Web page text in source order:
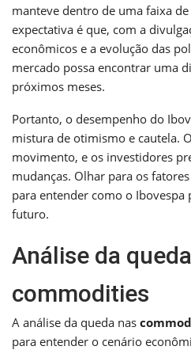
manteve dentro de uma faixa
expectativa é que, com a
econômicos e a evolução das
mercado possa encontrar uma
próximos meses.
Portanto, o desempenho do
mistura de otimismo e cautela.
movimento, e os investidores
mudanças. Olhar para os
para entender como o
futuro.
Análise da
commodities
A análise da queda nas
para entender o cenário